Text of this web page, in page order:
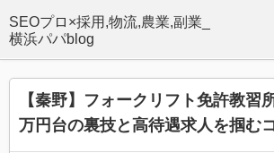
SEOプロ×採用,物流,農業,副業_
横浜パパblog
【秦野】フォークリフト免許教習
万円台の裏技と高待遇求人を掴む